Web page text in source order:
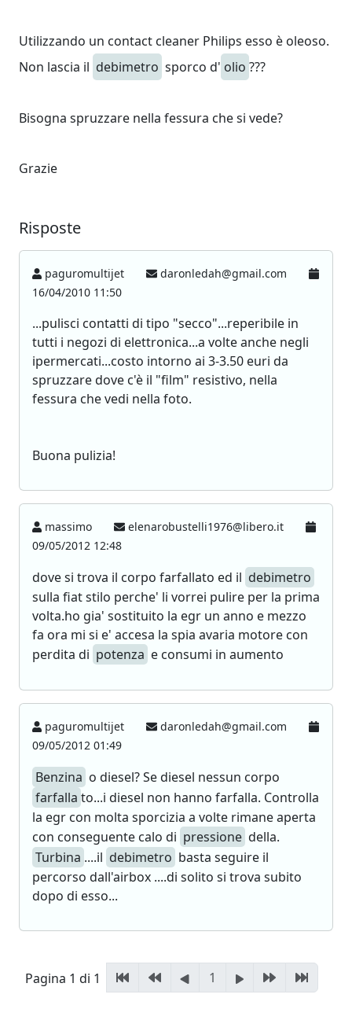
Utilizzando un contact cleaner Philips esso è oleoso.
Non lascia il debimetro sporco d' olio ???
Bisogna spruzzare nella fessura che si vede?
Grazie
Risposte
paguromultijet
daronledah@gmail.com
16/04/2010 11:50
...pulisci contatti di tipo "secco"...reperibile in
tutti i negozi di elettronica...a volte anche negli
ipermercati...costo intorno ai 3-3.50 euri da
spruzzare dove c'è il "film" resistivo, nella
fessura che vedi nella foto.
Buona pulizia!
massimo
elenarobustelli1976@libero.it
09/05/2012 12:48
dove si trova il corpo farfallato ed il debimetro
sulla fiat stilo perche' li vorrei pulire per la prima
volta.ho gia' sostituito la egr un anno e mezzo
fa ora mi si e' accesa la spia avaria motore con
perdita di potenza e consumi in aumento
paguromultijet
daronledah@gmail.com
09/05/2012 01:49
Benzina o diesel? Se diesel nessun corpo
farfalla to...i diesel non hanno farfalla. Controlla
la egr con molta sporcizia a volte rimane aperta
con conseguente calo di pressione della.
Turbina ....il debimetro basta seguire il
percorso dall'airbox ....di solito si trova subito
dopo di esso...
Pagina 1 di 1 1